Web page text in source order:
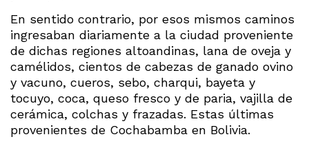
En sentido contrario, por esos mismos caminos
ingresaban diariamente a la ciudad proveniente
de dichas regiones altoandinas, lana de oveja y
camélidos, cientos de cabezas de ganado ovino
y vacuno, cueros, sebo, charqui, bayeta y
tocuyo, coca, queso fresco y de paria, vajilla de
cerámica, colchas y frazadas. Estas últimas
provenientes de Cochabamba en Bolivia.